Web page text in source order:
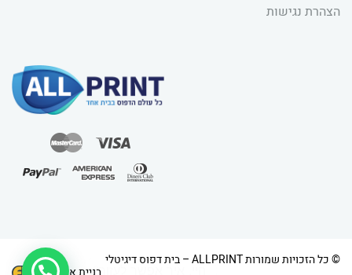
הצהרת נגישות
© כל הזכויות שמורות ALLPRINT – בית דפוס דיגיטלי 1